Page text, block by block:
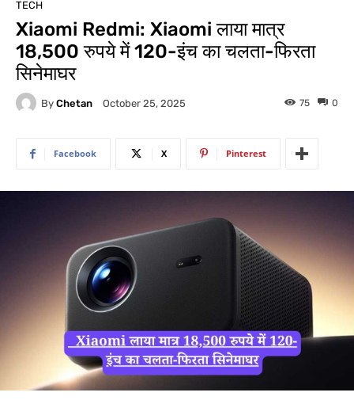
TECH
Xiaomi Redmi: Xiaomi लाया मात्र
18,500 रुपये में 120-इंच का चलता-फिरता
सिनेमाघर
By Chetan October 25, 2025 0
75
Facebook X Pinterest